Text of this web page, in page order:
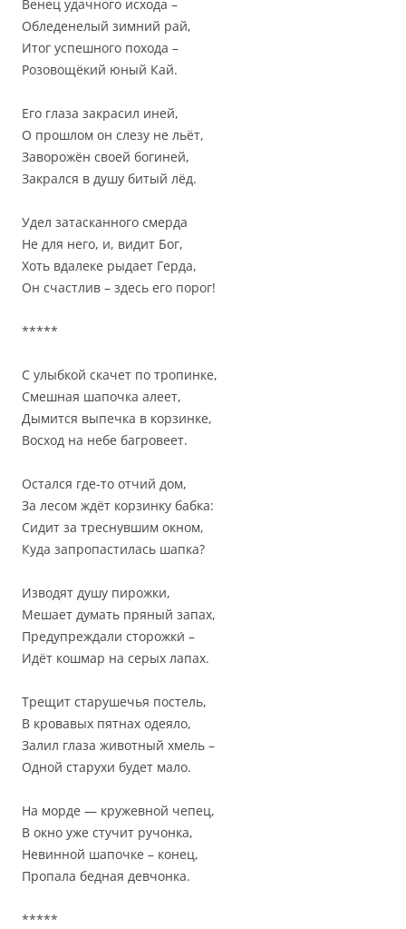
Венец удачного исхода –
Обледенелый зимний рай,
Итог успешного похода –
Розовощёкий юный Кай.
Его глаза закрасил иней,
О прошлом он слезу не льёт,
Заворожён своей богиней,
Закрался в душу битый лёд.
Удел затасканного смерда
Не для него, и, видит Бог,
Хоть вдалеке рыдает Герда,
Он счастлив – здесь его порог!
*****
С улыбкой скачет по тропинке,
Смешная шапочка алеет,
Дымится выпечка в корзинке,
Восход на небе багровеет.
Остался где-то отчий дом,
За лесом ждёт корзинку бабка:
Сидит за треснувшим окном,
Куда запропастилась шапка?
Изводят душу пирожки,
Мешает думать пряный запах,
Предупреждали сторожки́ –
Идёт кошмар на серых лапах.
Трещит старушечья постель,
В кровавых пятнах одеяло,
Залил глаза животный хмель –
Одной старухи будет мало.
На морде — кружевной чепец,
В окно уже стучит ручонка,
Невинной шапочке – конец,
Пропала бедная девчонка.
*****